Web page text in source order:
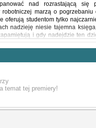
nad rozrastającą się
marzą o pogrzebaniu
oferują studentom tylko
nadzieję niesie tajemna
i gdy nadejdzie ten
wydawcy.
temat tej premiery!